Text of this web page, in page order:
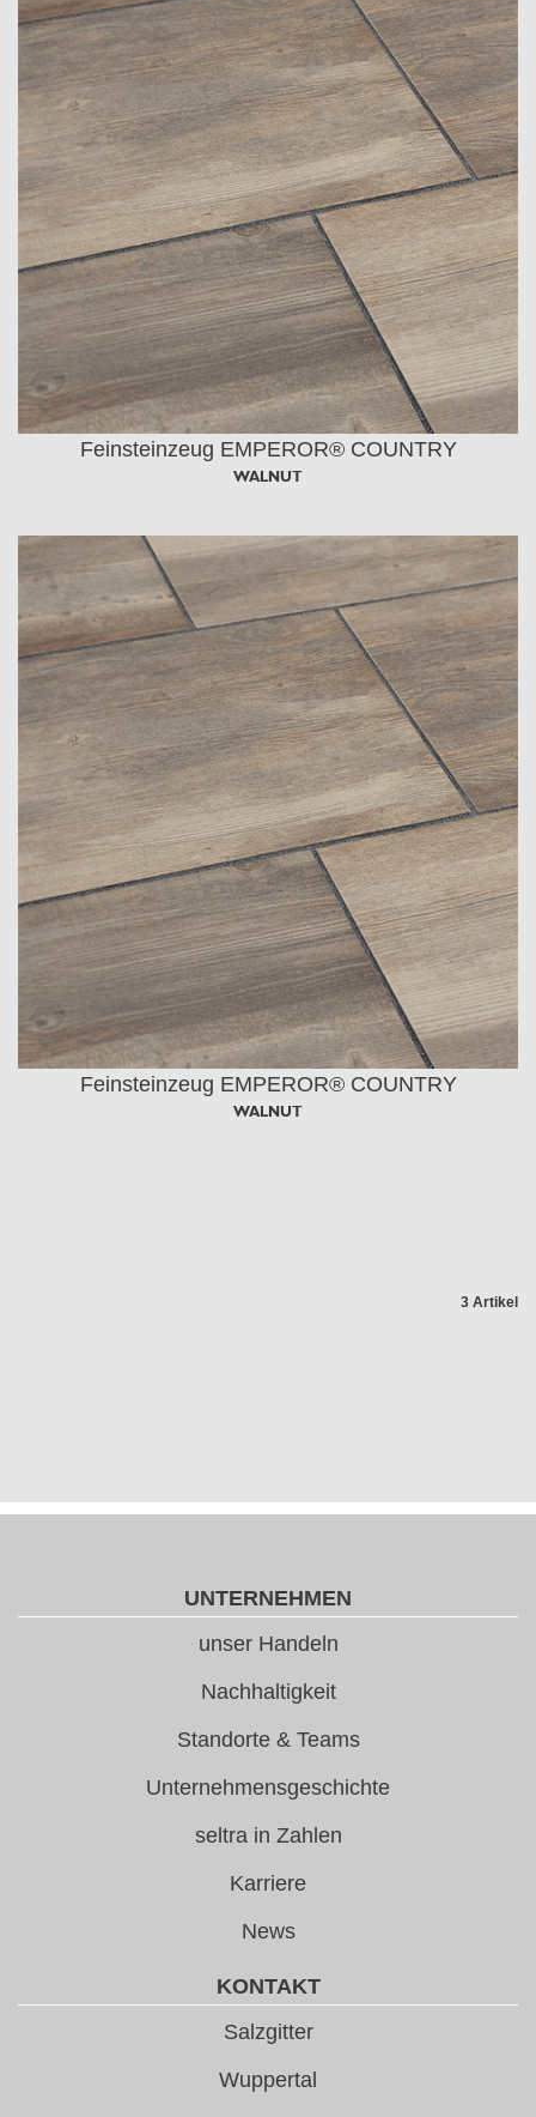
Feinsteinzeug EMPEROR® COUNTRY
WALNUT
Feinsteinzeug EMPEROR® COUNTRY
WALNUT
3 Artikel
UNTERNEHMEN
unser Handeln
Nachhaltigkeit
Standorte & Teams
Unternehmensgeschichte
seltra in Zahlen
Karriere
News
KONTAKT
Salzgitter
Wuppertal